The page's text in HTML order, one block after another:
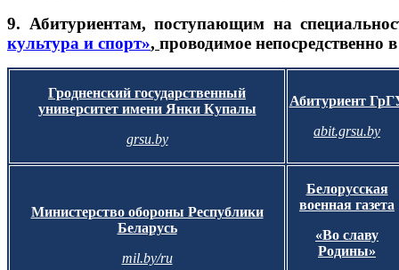
9. Абитуриентам, поступающим на
культура и спорт», проводимое непосредственно
Гродненский государственный
университет имени Янки Купалы
grsu.by
Абитуриент
abit.grsu.by
Министерство обороны Республики
Беларусь
mil.by/ru
Белорусская
военная газета
«Во славу
Родины»